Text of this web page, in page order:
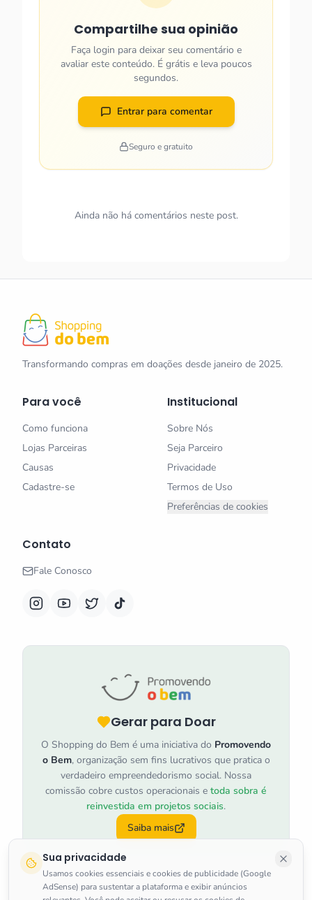
Sua privacidade
Usamos cookies essenciais e cookies de publicidade (Google
AdSense) para sustentar a plataforma e exibir anúncios
Compartilhe sua opinião
Faça login para deixar seu comentário e
avaliar este conteúdo. É grátis e leva poucos
segundos.
Entrar para comentar
Seguro e gratuito
Ainda não há comentários neste post.
Transformando compras em doações desde janeiro de 2025.
Para você
Como funciona
Lojas Parceiras
Causas
Cadastre-se
Institucional
Sobre Nós
Seja Parceiro
Privacidade
Termos de Uso
Preferências de cookies
Contato
Fale Conosco
Gerar para Doar
O Shopping do Bem é uma iniciativa do Promovendo
o Bem, organização sem fins lucrativos que pratica o
verdadeiro empreendedorismo social. Nossa
comissão cobre custos operacionais e toda sobra é
reinvestida em projetos sociais.
Saiba mais